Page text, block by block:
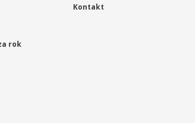
rok
Kontakt